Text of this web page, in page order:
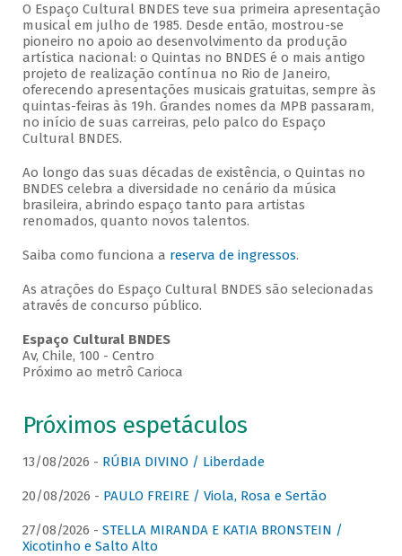
O Espaço Cultural BNDES teve sua primeira apresentação
musical em julho de 1985. Desde então, mostrou-se
pioneiro no apoio ao desenvolvimento da produção
artística nacional: o Quintas no BNDES é o mais antigo
projeto de realização contínua no Rio de Janeiro,
oferecendo apresentações musicais gratuitas, sempre às
quintas-feiras às 19h. Grandes nomes da MPB passaram,
no início de suas carreiras, pelo palco do Espaço
Cultural BNDES.
Ao longo das suas décadas de existência, o Quintas no
BNDES celebra a diversidade no cenário da música
brasileira, abrindo espaço tanto para artistas
renomados, quanto novos talentos.
Saiba como funciona a reserva de ingressos.
As atrações do Espaço Cultural BNDES são selecionadas
através de concurso público.
Espaço Cultural BNDES
Av, Chile, 100 - Centro
Próximo ao metrô Carioca
Próximos espetáculos
13/08/2026 - RÚBIA DIVINO / Liberdade
20/08/2026 - PAULO FREIRE / Viola, Rosa e Sertão
27/08/2026 - STELLA MIRANDA E KATIA BRONSTEIN /
Xicotinho e Salto Alto